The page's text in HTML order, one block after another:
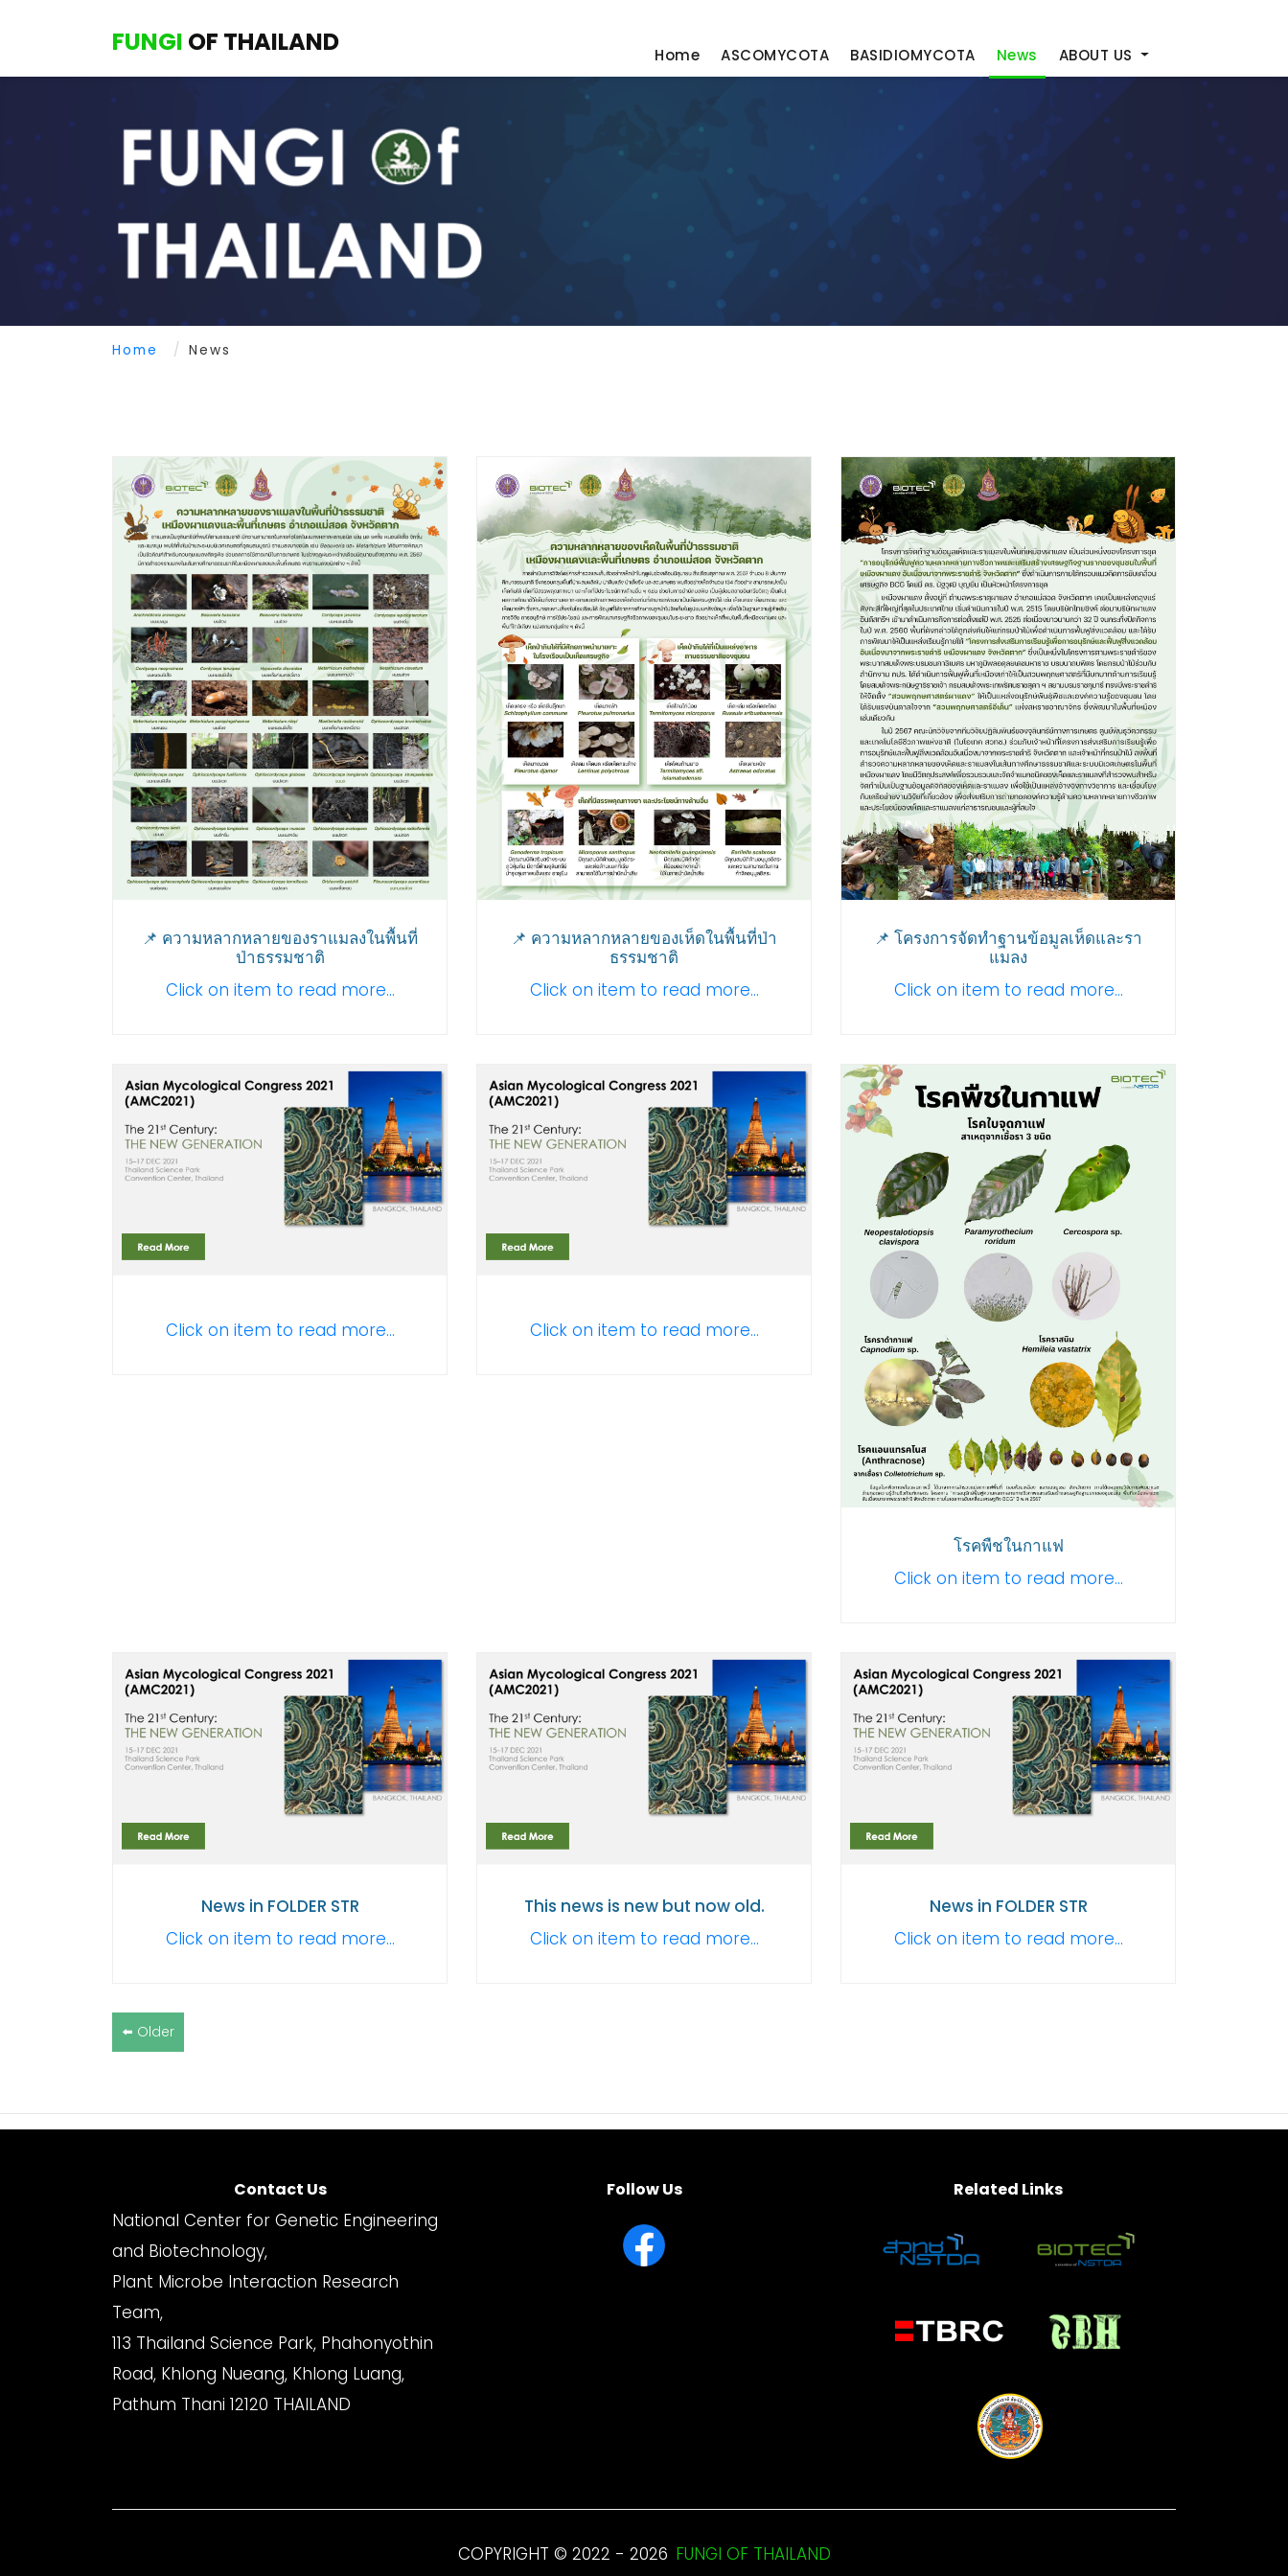
FUNGI OF THAILAND Home ASCOMYCOTA BASIDIOMYCOTA News ABOUT US
Home News
📌 ความหลากหลายของราแมลงในพื้นที่
ป่าธรรมชาติ
Click on item to read more...
📌 ความหลากหลายของเห็ดในพื้นที่ป่า
ธรรมชาติ
Click on item to read more...
📌 โครงการจัดทำฐานข้อมูลเห็ดและรา
แมลง
Click on item to read more...
Click on item to read more... Click on item to read more...
โรคพืชในกาแฟ
Click on item to read more...
News in FOLDER STR
Click on item to read more...
This news is new but now old.
Click on item to read more...
News in FOLDER STR
Click on item to read more...
⬅️ Older
Contact Us
National Center for Genetic Engineering
and Biotechnology,
Plant Microbe Interaction Research
Team,
113 Thailand Science Park, Phahonyothin
Road, Khlong Nueang, Khlong Luang,
Pathum Thani 12120 THAILAND
Follow Us Related Links
COPYRIGHT © 2022 - 2026 FUNGI OF THAILAND